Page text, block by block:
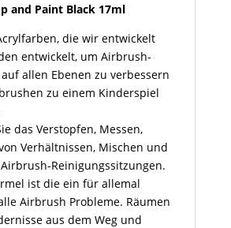
and Paint Black 17ml
die wir entwickelt
entwickelt, um Airbrush-
allen Ebenen zu verbessern
zu einem Kinderspiel
das Verstopfen, Messen,
Verhältnissen, Mischen und
Reinigungssitzungen.
ist die ein für allemal
Airbrush Probleme. Räumen
aus dem Weg und